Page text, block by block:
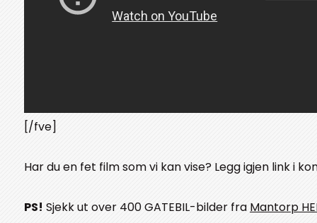
[/fve]
Har du en fet film som vi kan vise? Legg igjen link i
PS! Sjekk ut over 400 GATEBIL-bilder fra Mantorp